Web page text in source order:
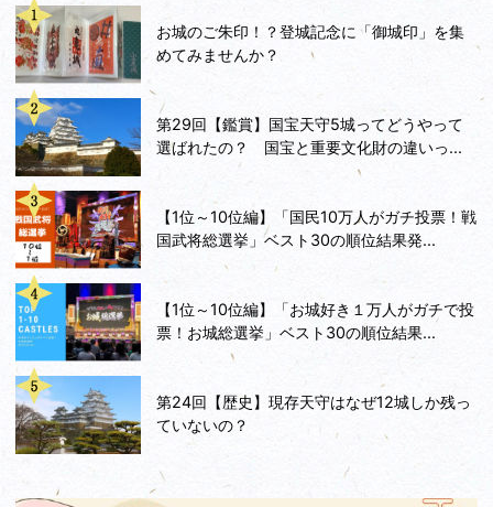
ようで、高松城の水攻めはその数少ない成功例だそう
です。今度ちゃんと調べてみようかな。
まさに物量面や資金面のみならず、人員やその士気が
高かったことも、全てがかみ合って上手くいったから
こその勝利と言えるでしょう。
この他にも高松城攻略関連の遺跡は数多くあるようで
すが、今回はここまで。
他に目的地があったので、今回行けなかった最上稲荷
とともに、また次の機会に。
お城のご朱印！？登城記念に「御城印」を集
めてみませんか？
第29回【鑑賞】国宝天守5城ってどうやって
選ばれたの？ 国宝と重要文化財の違いっ...
【1位～10位編】「国民10万人がガチ投票！戦
国武将総選挙」ベスト30の順位結果発...
【1位～10位編】「お城好き１万人がガチで投
票！お城総選挙」ベスト30の順位結果...
第24回【歴史】現存天守はなぜ12城しか残っ
ていないの？